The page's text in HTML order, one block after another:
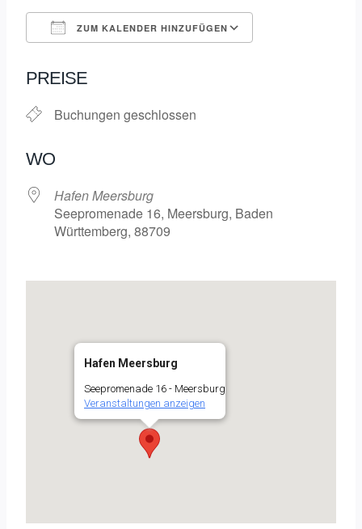
ZUM KALENDER HINZUFÜGEN
PREISE
Buchungen geschlossen
WO
Hafen Meersburg
Seepromenade 16, Meersburg, Baden
Württemberg, 88709
Hafen Meersburg
Seepromenade 16 - Meersburg
Veranstaltungen anzeigen